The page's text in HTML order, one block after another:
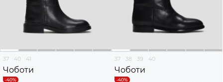
37 40 41
Чоботи
37 38 39 40
Чоботи